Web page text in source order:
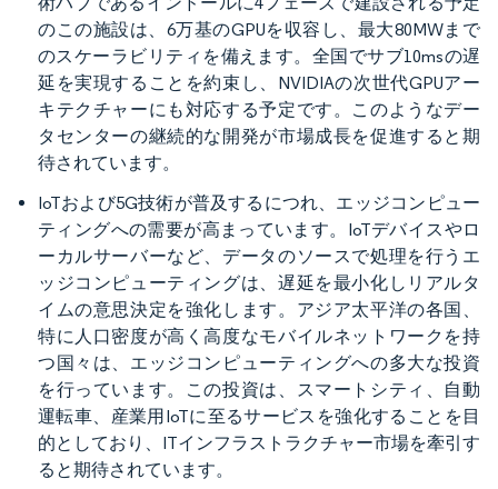
のこの施設は、6万基のGPUを収容し、最大80MWまで
のスケーラビリティを備えます。全国でサブ10msの遅
延を実現することを約束し、NVIDIAの次世代GPUアー
キテクチャーにも対応する予定です。このようなデー
タセンターの継続的な開発が市場成長を促進すると期
待されています。
IoTおよび5G技術が普及するにつれ、エッジコンピュー
ティングへの需要が高まっています。IoTデバイスやロ
ーカルサーバーなど、データのソースで処理を行うエ
ッジコンピューティングは、遅延を最小化しリアルタ
イムの意思決定を強化します。アジア太平洋の各国、
特に人口密度が高く高度なモバイルネットワークを持
つ国々は、エッジコンピューティングへの多大な投資
を行っています。この投資は、スマートシティ、自動
運転車、産業用IoTに至るサービスを強化することを目
的としており、ITインフラストラクチャー市場を牽引す
ると期待されています。